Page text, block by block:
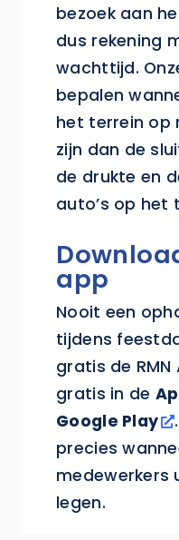
bezoek aan
dus rekening
wachttijd.
bepalen
het terrein op
zijn dan de
de drukte en
auto’s op het
app
Nooit een
tijdens
gratis de
gratis in de
Google Play
precies
medewerkers
legen.